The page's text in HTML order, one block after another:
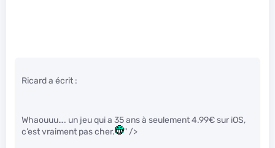
Ricard a écrit :
Whaouuu…. un jeu qui a 35 ans à seulement 4.99€ sur iOS,
c’est vraiment pas cher.
" />